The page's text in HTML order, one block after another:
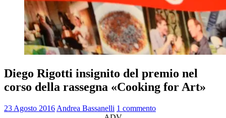
Diego Rigotti insignito del premio nel
corso della rassegna «Cooking for Art»
23 Agosto 2016 Andrea Bassanelli 1 commento